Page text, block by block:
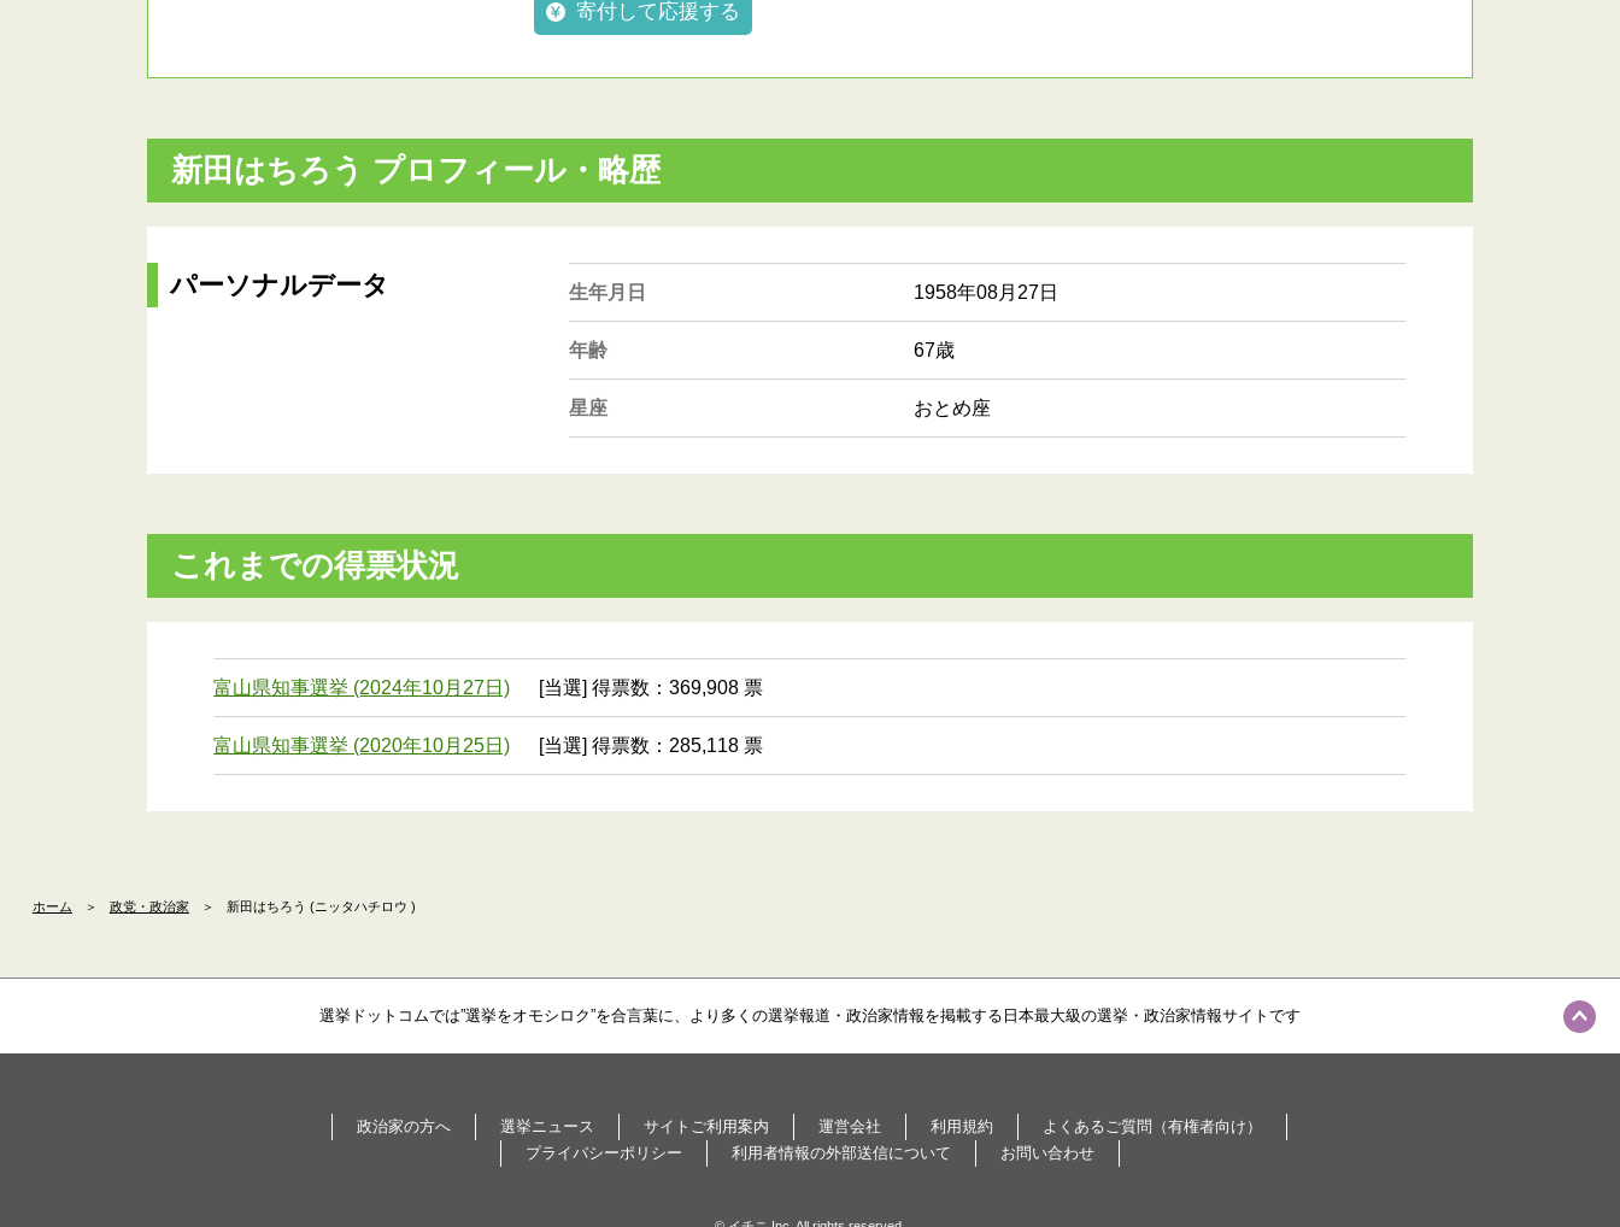
寄付して応援する
新田はちろう プロフィール・略歴
パーソナルデータ 生年月日 1958年08月27日
年齢 67歳
星座 おとめ座
これまでの得票状況
富山県知事選挙 (2024年10月27日) [当選] 得票数：369,908 票
富山県知事選挙 (2020年10月25日) [当選] 得票数：285,118 票
ホーム ＞ 政党・政治家 ＞ 新田はちろう (ニッタハチロウ )
選挙ドットコムでは”選挙をオモシロク”を合言葉に、より多くの選挙報道・政治家情報を掲載する日本最大級の選挙・政治家情報サイトです
政治家の方へ 選挙ニュース サイトご利用案内 運営会社 利用規約
よくあるご質問（有権者向け）
プライバシーポリシー
利用者情報の外部送信について お問い合わせ